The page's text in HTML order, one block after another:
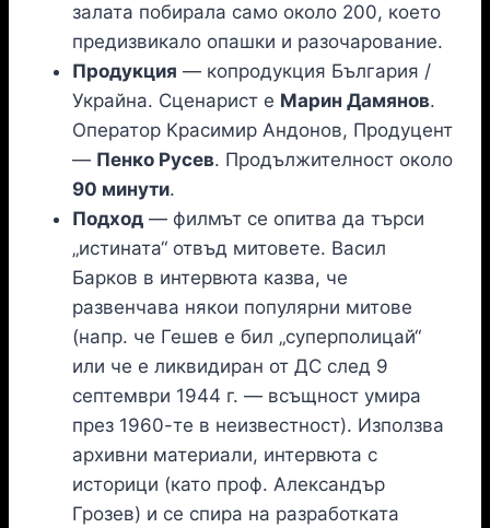
залата побирала само около 200, което
предизвикало опашки и разочарование.
Продукция — копродукция България /
Украйна. Сценарист е Марин Дамянов.
Оператор Красимир Андонов, Продуцент
— Пенко Русев. Продължителност около
90 минути.
Подход — филмът се опитва да търси
„истината“ отвъд митовете. Васил
Барков в интервюта казва, че
развенчава някои популярни митове
(напр. че Гешев е бил „суперполицай“
или че е ликвидиран от ДС след 9
септември 1944 г. — всъщност умира
през 1960-те в неизвестност). Използва
архивни материали, интервюта с
историци (като проф. Александър
Грозев) и се спира на разработката